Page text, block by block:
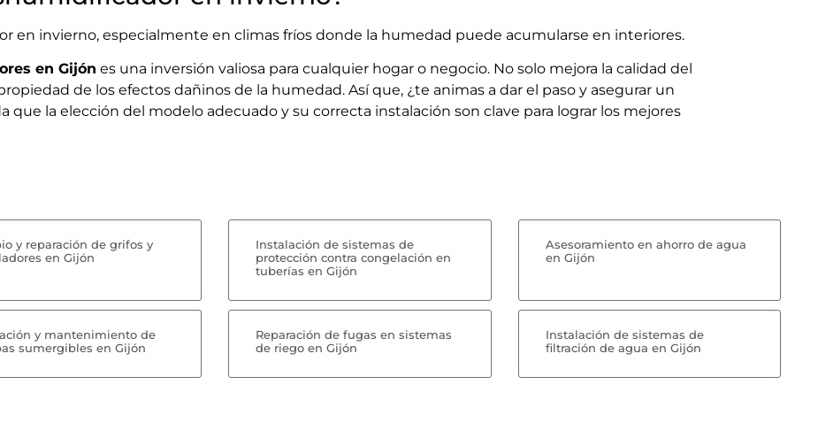
en invierno, especialmente en climas fríos donde la humedad puede acumularse en interiores.
en Gijón es una inversión valiosa para cualquier hogar o negocio. No solo mejora la calidad del
de los efectos dañinos de la humedad. Así que, ¿te animas a dar el paso y asegurar un
que la elección del modelo adecuado y su correcta instalación son clave para lograr los mejores
y reparación de grifos y
en Gijón
Instalación de sistemas de
protección contra congelación en
tuberías en Gijón
Asesoramiento en ahorro de agua
en Gijón
y mantenimiento de
sumergibles en Gijón
Reparación de fugas en sistemas
de riego en Gijón
Instalación de sistemas de
filtración de agua en Gijón